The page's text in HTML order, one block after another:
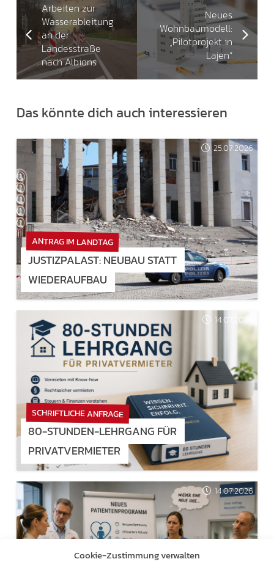
Cookie-Zustimmung verwalten
Arbeiten zur
Wasserableitung
an der
Landesstraße
nach Albions
Neues
Wohnbaumodell:
„Pilotprojekt in
Lajen“
Das könnte dich auch interessieren
25.07.2026
ANTRAG IM LANDTAG
JUSTIZPALAST: NEUBAU STATT
WIEDERAUFBAU
14.07.2026
SCHRIFTLICHE ANFRAGE
80-STUNDEN-LEHRGANG FÜR
PRIVATVERMIETER
14.07.2026